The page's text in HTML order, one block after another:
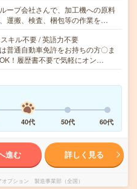
ープ会社さんで、加工機への原料
運搬、検査、梱包等の作業を…
キル不要 / 英語力不要
普通自動車免許をお持ちの方〇ま
！履歴書不要で気軽にオン…
40代 50代 60代
進む 詳しく見る
プション 製造事業部（全国）